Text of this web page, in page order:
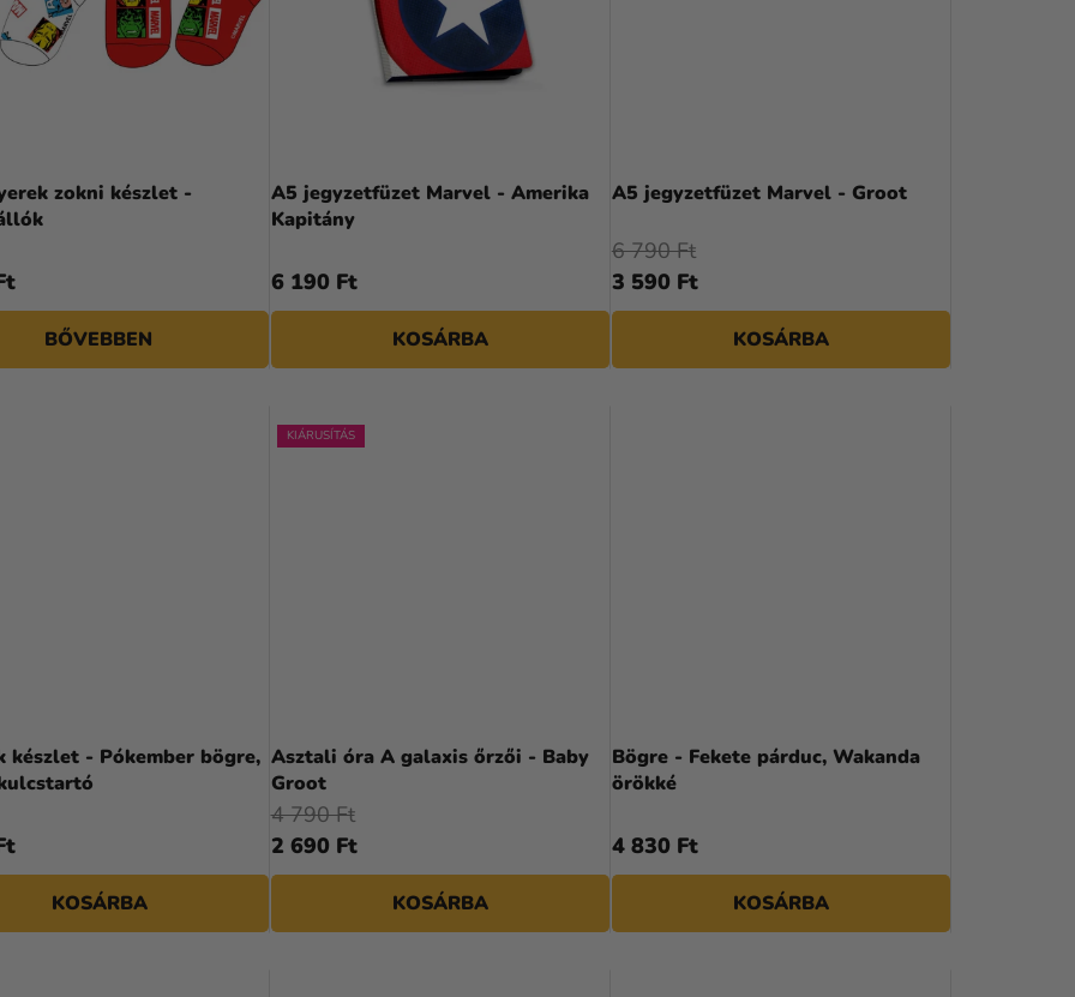
N
Z
É
zokni készlet -
BŐVEBBEN
A5 jegyzetfüzet Marvel - Amerika
Kapitány
6 190 Ft
KOSÁRBA
A5 jegyzetfüzet Marvel - Groot
3 590 Ft
6 790 Ft
KOSÁRBA
készlet - Pókember bögre,
KOSÁRBA
KIÁRUSÍTÁS
Asztali óra A galaxis őrzői - Baby
Groot
2 690 Ft
4 790 Ft
KOSÁRBA
Bögre - Fekete párduc, Wakanda
örökké
4 830 Ft
KOSÁRBA